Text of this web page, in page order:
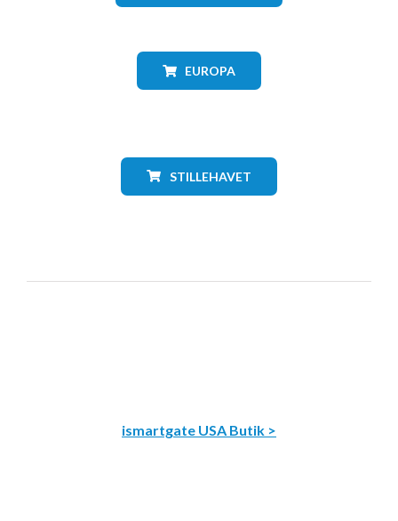
EUROPA
STILLEHAVET
ismartgate USA Butik >